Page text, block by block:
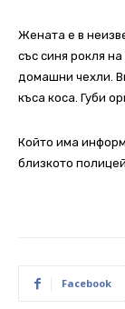
Жената е в
със синя рокля
домашни чехли.
къса коса. Губи
Който има
близкото
Facebook